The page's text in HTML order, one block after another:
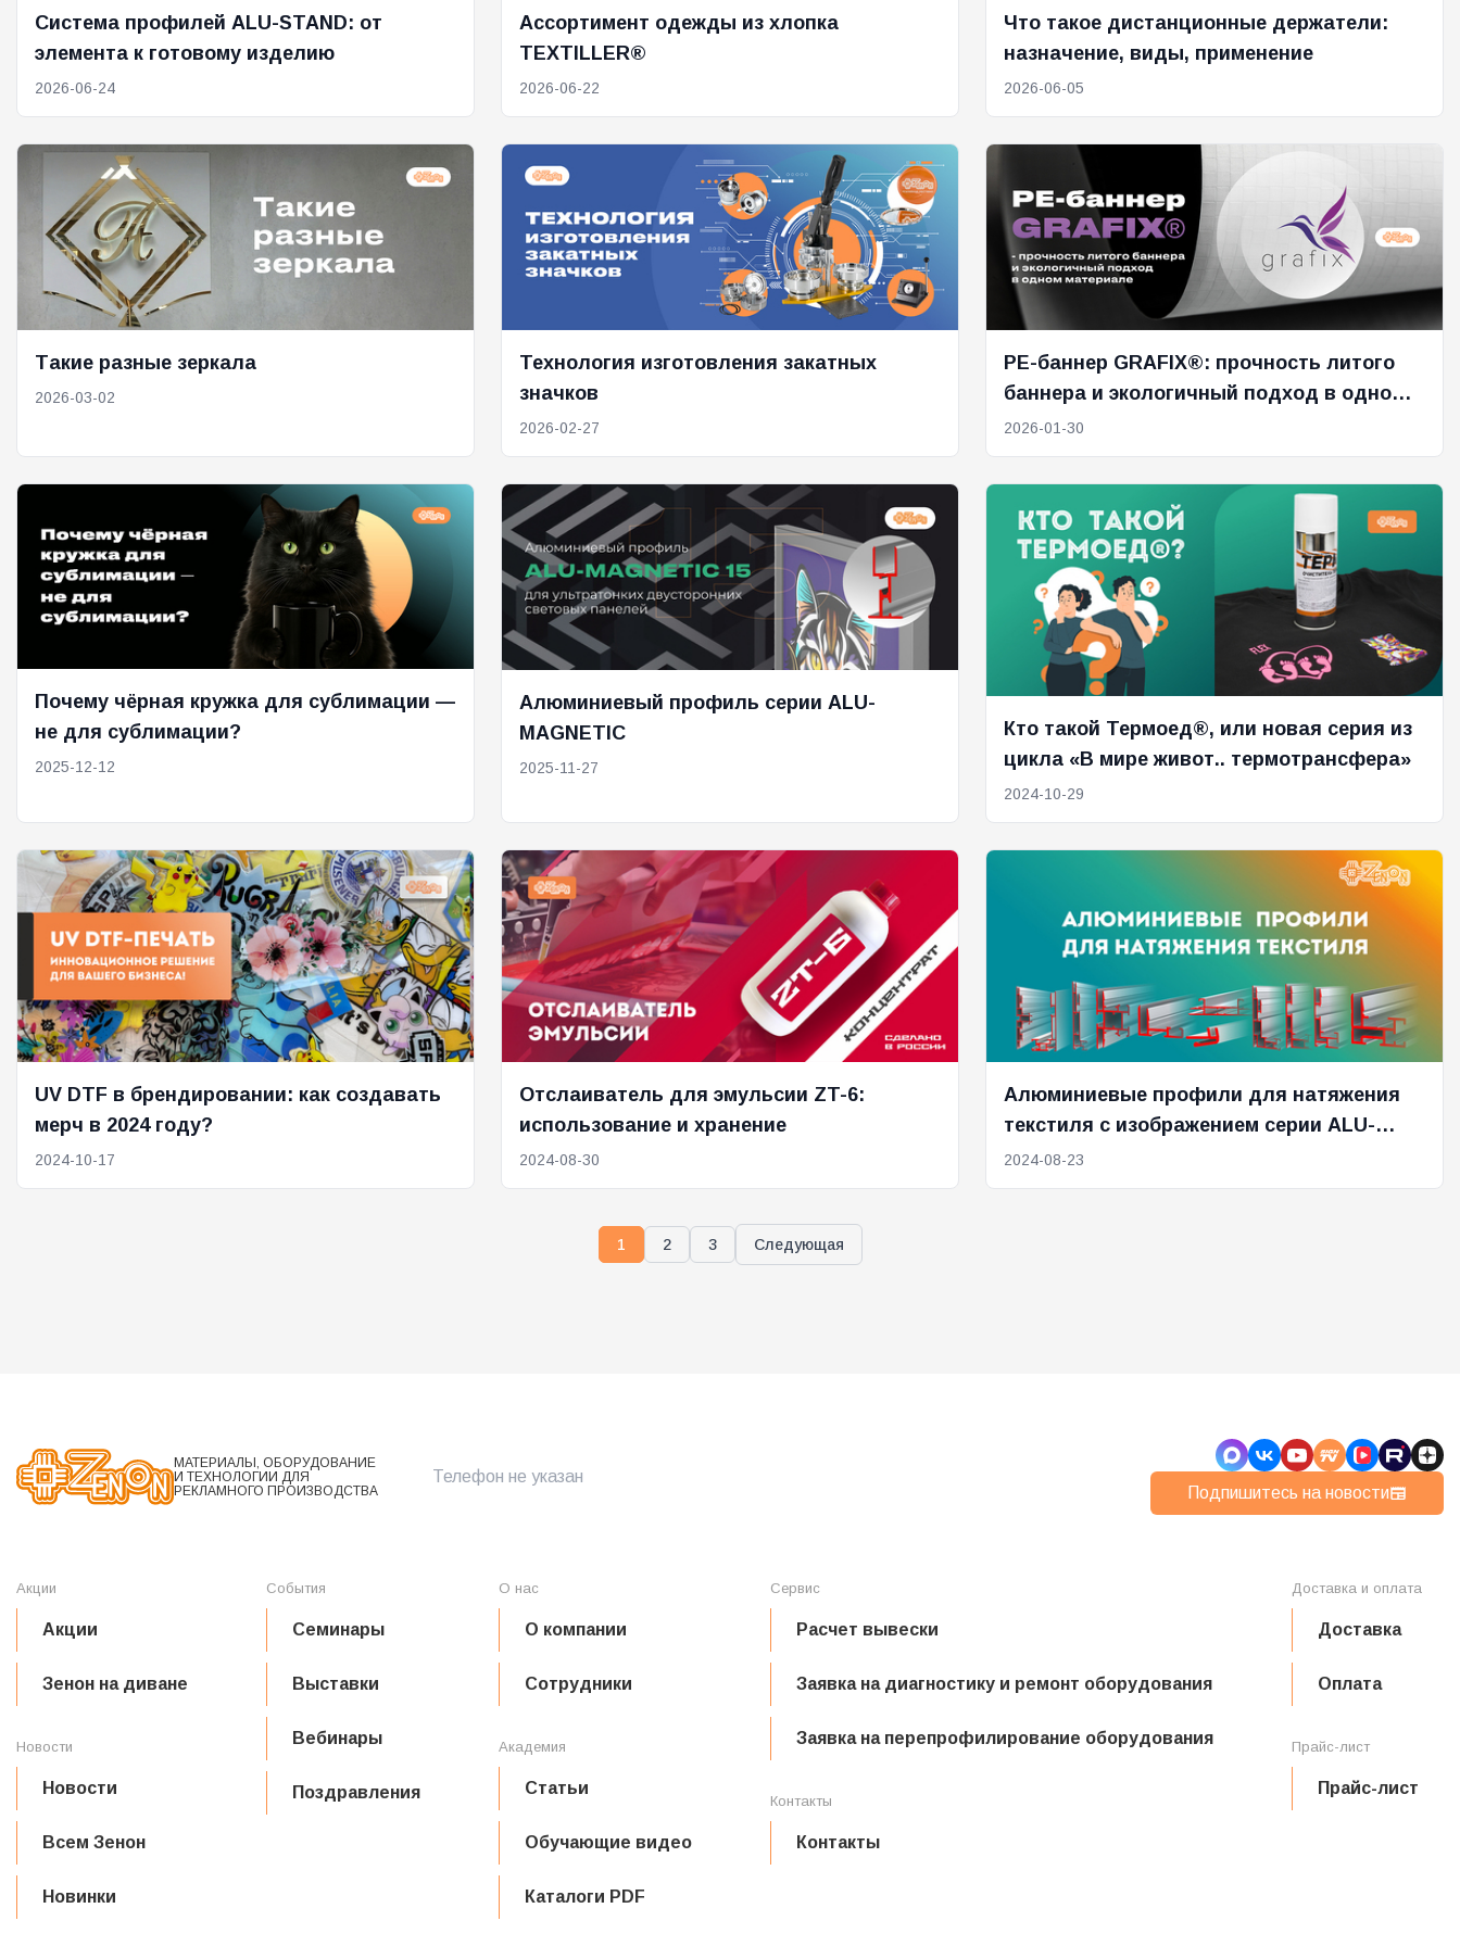
Система профилей ALU-STAND: от
элемента к готовому изделию
2026-06-24
Ассортимент одежды из хлопка
TEXTILLER®
2026-06-22
Что такое дистанционные держатели:
назначение, виды, применение
2026-06-05
Такие разные зеркала
2026-03-02
Технология изготовления закатных
значков
2026-02-27
PE-баннер GRAFIX®: прочность литого
баннера и экологичный подход в одном
материале
2026-01-30
Почему чёрная кружка для сублимации —
не для сублимации?
2025-12-12
Алюминиевый профиль серии ALU-
MAGNETIC
2025-11-27
Кто такой Термоед®, или новая серия из
цикла «В мире живот.. термотрансфера»
2024-10-29
UV DTF в брендировании: как создавать
мерч в 2024 году?
2024-10-17
Отслаиватель для эмульсии ZT-6:
использование и хранение
2024-08-30
Алюминиевые профили для натяжения
текстиля с изображением серии ALU-
TEXTILE
2024-08-23
1 2 3 Следующая
МАТЕРИАЛЫ, ОБОРУДОВАНИЕ
И ТЕХНОЛОГИИ ДЛЯ
РЕКЛАМНОГО ПРОИЗВОДСТВА
Телефон не указан
Подпишитесь на новости
Акции
Акции
Зенон на диване
Новости
Новости
Всем Зенон
Новинки
События
Семинары
Выставки
Вебинары
Поздравления
О нас
О компании
Сотрудники
Академия
Статьи
Обучающие видео
Каталоги PDF
Сервис
Расчет вывески
Заявка на диагностику и ремонт оборудования
Заявка на перепрофилирование оборудования
Контакты
Контакты
Доставка и оплата
Доставка
Оплата
Прайс-лист
Прайс-лист